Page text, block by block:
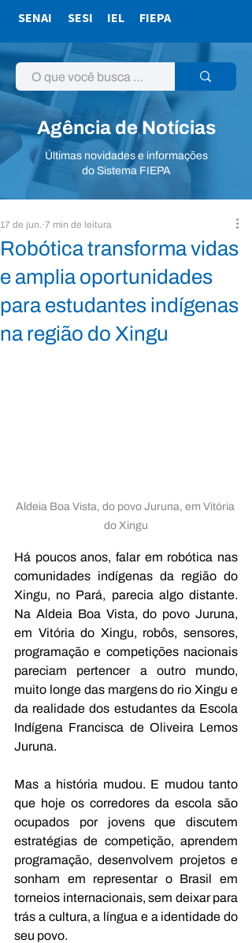
SENAI SESI IEL FIEPA
Agência de Notícias
Últimas novidades e informações
do Sistema FIEPA
Robótica transforma vidas
e amplia oportunidades
para estudantes indígenas
na região do Xingu
17 de jun. 7 min de leitura
Aldeia Boa Vista, do povo Juruna, em Vitória
do Xingu
Há poucos anos, falar em robótica nas
comunidades indígenas da região do
Xingu, no Pará, parecia algo distante.
Na Aldeia Boa Vista, do povo Juruna,
em Vitória do Xingu, robôs, sensores,
programação e competições nacionais
pareciam pertencer a outro mundo,
muito longe das margens do rio Xingu e
da realidade dos estudantes da Escola
Indígena Francisca de Oliveira Lemos
Juruna.
Mas a história mudou. E mudou tanto
que hoje os corredores da escola são
ocupados por jovens que discutem
estratégias de competição, aprendem
programação, desenvolvem projetos e
sonham em representar o Brasil em
torneios internacionais, sem deixar para
trás a cultura, a língua e a identidade do
seu povo.